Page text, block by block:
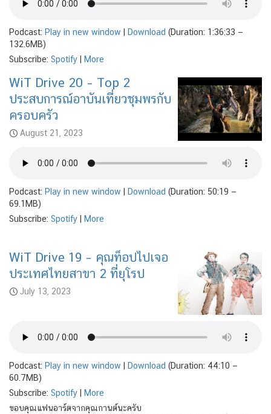
Podcast: Play in new window Download (Duration: 1:36:33 —
132.6MB)
Subscribe: Spotify More
WiT Drive 20 – Top 2
ประสบการณ์อาบันเที่ยวชุมพรกับ
ครอบครัว
August 21, 2023
Podcast: Play in new window Download (Duration: 50:19 —
69.1MB)
Subscribe: Spotify More
WiT Drive 19 – คุณท็อปไปเจอ
ประเทศไทยสาขา 2 ที่ยุโรป
July 13, 2023
Podcast: Play in new window Download (Duration: 44:10 —
60.7MB)
Subscribe: Spotify
More
ขอบคุณแฟนอาร์ตจากคุณกานต์นะครับ